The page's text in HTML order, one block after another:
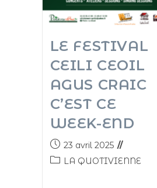
LE FESTIVAL
CEILI CEOIL
AGUS CRAIC
C’EST CE
WEEK-END
23 avril 2025
LA QUOTIVIENNE